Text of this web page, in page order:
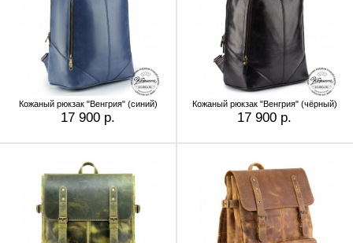
Кожаный рюкзак "Венгрия" (синий)
17 900 р.
Кожаный рюкзак "Венгрия" (чёрный)
17 900 р.